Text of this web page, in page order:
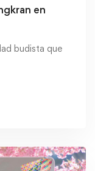
en
budista que